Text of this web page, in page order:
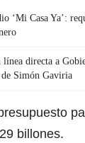
‘Mi Casa Ya’:
línea directa a
Simón Gaviria
billones.